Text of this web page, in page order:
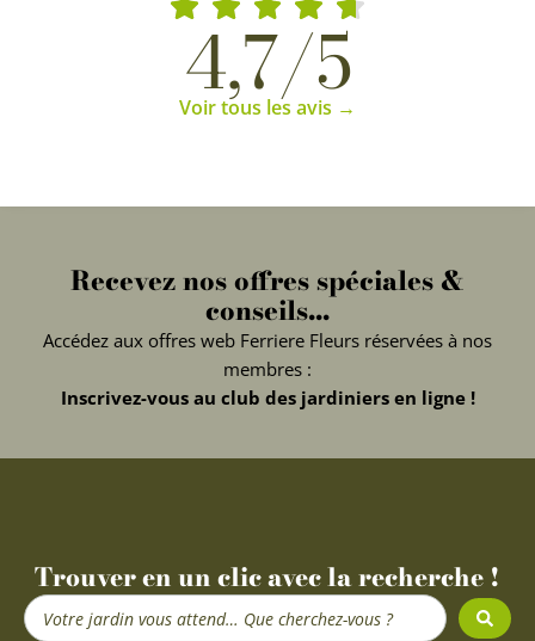
4,7/5
Voir tous les avis →
Recevez nos offres spéciales &
conseils...
Accédez aux offres web Ferriere Fleurs réservées à nos
membres :
Inscrivez-vous au club des jardiniers en ligne !
Trouver en un clic avec la recherche !
Search
...